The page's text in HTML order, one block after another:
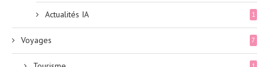
Actualités IA 1
Voyages 7